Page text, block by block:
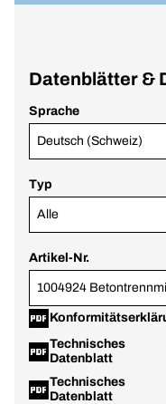
Datenblätter &
Sprache
Deutsch (Schweiz)
Typ
Alle
Artikel-Nr.
1004924
Technisches
Datenblatt
Technisches
Datenblatt